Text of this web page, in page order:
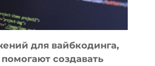
для вайбкодинга,
создавать